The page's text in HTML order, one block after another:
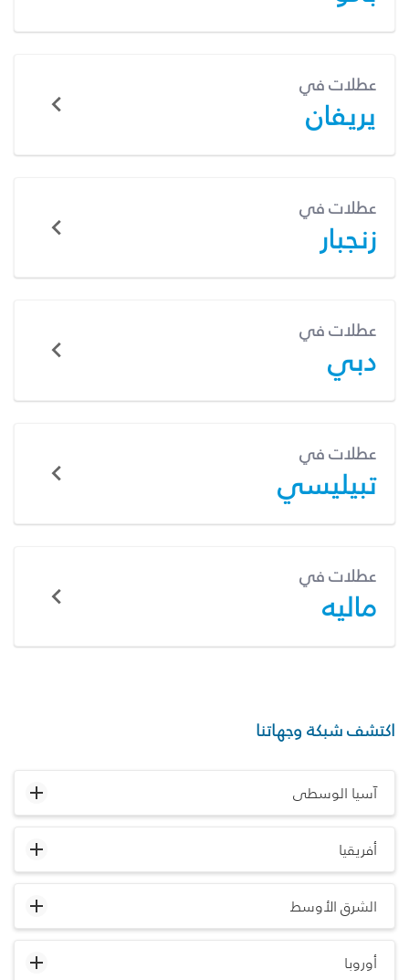
عطلات في
يريفان
عطلات في
زنجبار
عطلات في
دبي
عطلات في
تبيليسي
عطلات في
ماليه
اكتشف شبكة وجهاتنا
آسيا الوسطى
أفريقيا
الشرق الأوسط
أوروبا